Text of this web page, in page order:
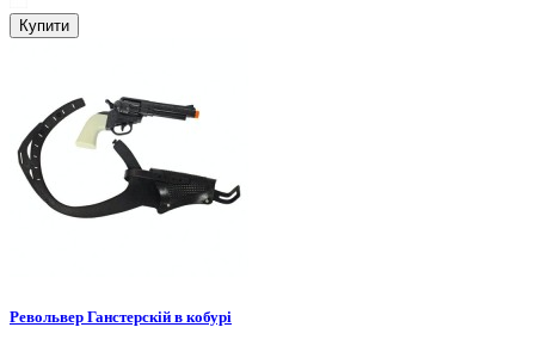
Купити
Револьвер Ганстерскій в кобурі